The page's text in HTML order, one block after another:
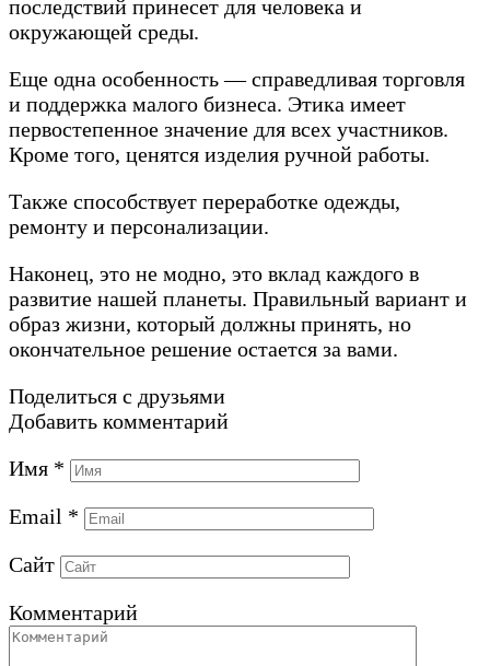
последствий принесет для человека и
окружающей среды.
Еще одна особенность — справедливая торговля
и поддержка малого бизнеса. Этика имеет
первостепенное значение для всех участников.
Кроме того, ценятся изделия ручной работы.
Также способствует переработке одежды,
ремонту и персонализации.
Наконец, это не модно, это вклад каждого в
развитие нашей планеты. Правильный вариант и
образ жизни, который должны принять, но
окончательное решение остается за вами.
Поделиться с друзьями
Добавить комментарий
Имя *
Email *
Сайт
Комментарий